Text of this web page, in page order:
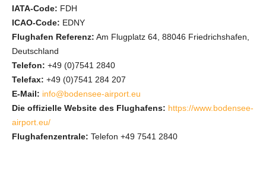
IATA-Code: FDH
ICAO-Code: EDNY
Flughafen Referenz: Am Flugplatz 64, 88046 Friedrichshafen,
Deutschland
Telefon: +49 (0)7541 2840
Telefax: +49 (0)7541 284 207
E-Mail: info@bodensee-airport.eu
Die offizielle Website des Flughafens: https://www.bodensee-
airport.eu/
Flughafenzentrale: Telefon +49 7541 2840